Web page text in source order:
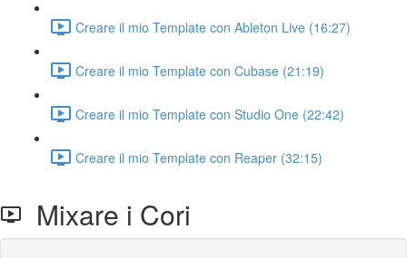
Creare il mio Template con Ableton Live (16:27)
Creare il mio Template con Cubase (21:19)
Creare il mio Template con Studio One (22:42)
Creare il mio Template con Reaper (32:15)
Mixare i Cori